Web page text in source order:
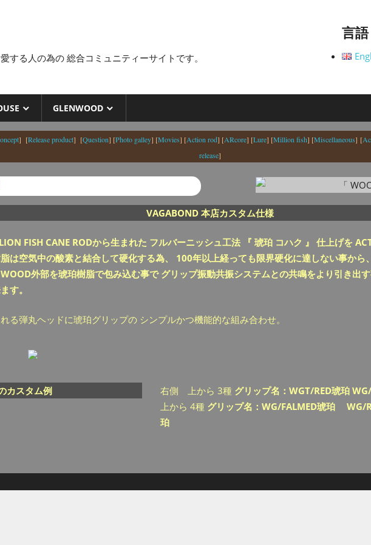
する人の為の 総合コミュニティーサイトです。
言語
GLENWOOD
] [Release product] [Question] [Photo galley] [Movies] [Action rod] [ARcore] [Lure] [Million fish] [Miscellaneous] [
release]
VAGABOND 本店カスタム仕様
FISH CANE RODから生まれた フルバーニッシュ工法 『 琥珀 コハク 』 仕上げを
は空気中の酸素と結合して硬化する為、 100年以上経っても限界硬化に達しない事から
外部を琥珀樹脂で包み込む事で グリップ振動共振システムとの共鳴をより引き出
す。
る弾丸ヘッドに琥珀グリップの シンプルかつ機能的な組み合わせ。
カスタム例 右側 上から 3種グリップ名：WGT/RED琥珀
上から 4種グリップ名：WG/FALMED琥珀
珀